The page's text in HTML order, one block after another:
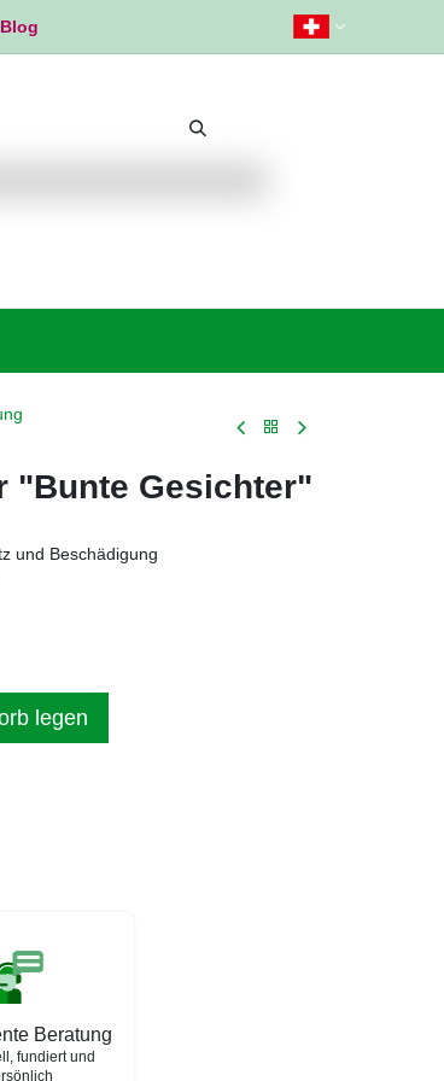
Blog
"Bunte Gesichter"
und Beschädigung
legen
Beratung
fundiert und